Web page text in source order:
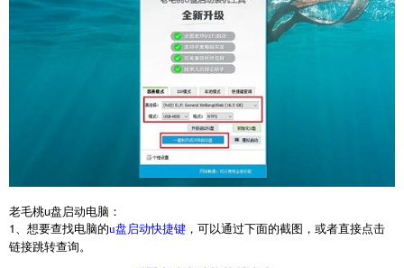
老毛桃u盘启动电脑：
1、想要查找电脑的u盘启动快捷键 ，可以通过下面的截图，或者直接点击
链接跳转查询。